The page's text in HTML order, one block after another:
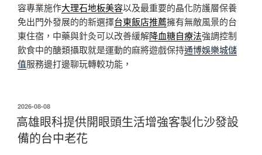
容專業施作大理石地板美容以及最重要的晶化防護層保養
免出門外發展的的新選擇台東飯店推薦擁有無敵風景的台
東住宿，中藥與針灸可以改善緩解降血糖自療法強調控制
飲食中的醣類攝取就是運動的麻將遊戲保持通博娛樂城儲
值服務邊打邊聊玩轉較功能，
發
佈
於
2026-08-08
高雄眼科提供開眼頭生活增強客製化沙發設
備的台中老花